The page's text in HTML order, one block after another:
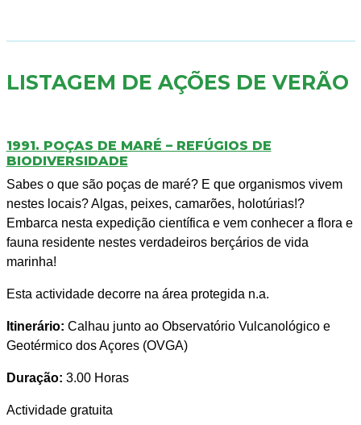
LISTAGEM DE AÇÕES DE VERÃO
1991. POÇAS DE MARÉ – REFÚGIOS DE
BIODIVERSIDADE
Sabes o que são poças de maré? E que organismos vivem
nestes locais? Algas, peixes, camarões, holotúrias!?
Embarca nesta expedição científica e vem conhecer a flora e
fauna residente nestes verdadeiros berçários de vida
marinha!
Esta actividade decorre na área protegida n.a.
Itinerário: Calhau junto ao Observatório Vulcanológico e
Geotérmico dos Açores (OVGA)
Duração: 3.00 Horas
Actividade gratuita